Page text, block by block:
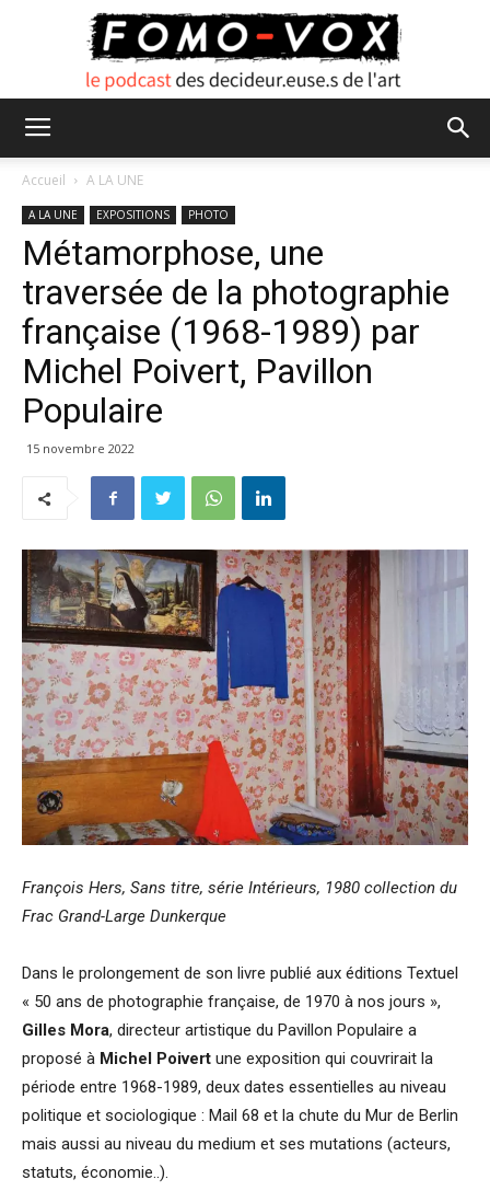
Accueil A LA UNE
A LA UNE EXPOSITIONS PHOTO
Métamorphose, une
traversée de la photographie
française (1968-1989) par
Michel Poivert, Pavillon
Populaire
15 novembre 2022
François Hers, Sans titre, série Intérieurs, 1980 collection du
Frac Grand-Large Dunkerque
Dans le prolongement de son livre publié aux éditions Textuel
« 50 ans de photographie française, de 1970 à nos jours »,
Gilles Mora, directeur artistique du Pavillon Populaire a
proposé à Michel Poivert une exposition qui couvrirait la
période entre 1968-1989, deux dates essentielles au niveau
politique et sociologique : Mail 68 et la chute du Mur de Berlin
mais aussi au niveau du medium et ses mutations (acteurs,
statuts, économie..).